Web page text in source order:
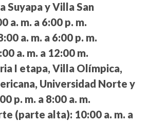
Suyapa y Villa San
a. m. a 6:00 p. m.
a. m. a 6:00 p. m.
a. m. a 12:00 m.
I etapa, Villa Olímpica,
Universidad Norte y
p. m. a 8:00 a. m.
(parte alta): 10:00 a. m. a